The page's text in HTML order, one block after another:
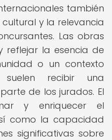
también
y la relevancia
Las obras
la esencia de
o un contexto
suelen recibir una
de los jurados. El
y enriquecer el
como la capacidad
significativas sobre